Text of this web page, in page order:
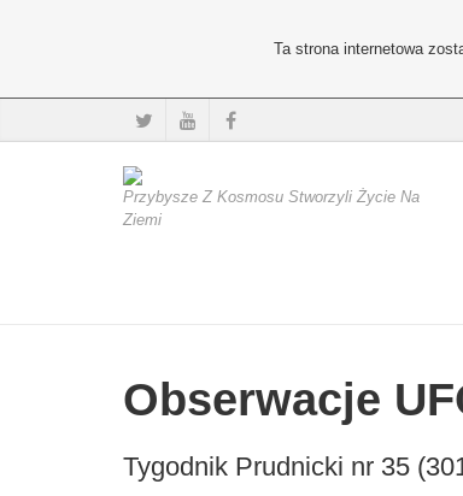
Przybysze Z Kosmosu Stworzyli Życie Na
Ziemi
Obserwacje
Tygodnik Prudnicki nr 35
Ta strona internetowa